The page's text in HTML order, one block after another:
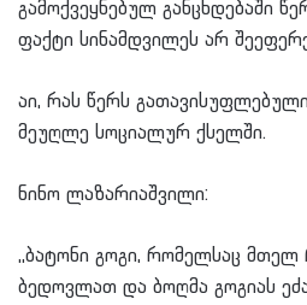
გამოქვეყნებულ განცხდებაში
ფაქტი სინამდვილეს არ
აი, რას წერს
მეუღლე სოციალურ ქსელში.
ნინო ლაზარიაშვილი:
,,ბატონი გოგი, რომელსაც მთელ
ბედოვლათ და ბოღმა გოგიას